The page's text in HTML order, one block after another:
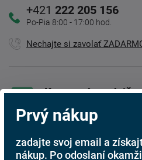
+421 222 205 156
Po-Pia 8:00 - 17:00 hod.
Nechajte si zavolať
Kamenná predajňa
Sme tu pre Vás
Pri nákupe nad 301 Eur
Prvý nákup
zadajte svoj email a
nákup. Po odoslaní